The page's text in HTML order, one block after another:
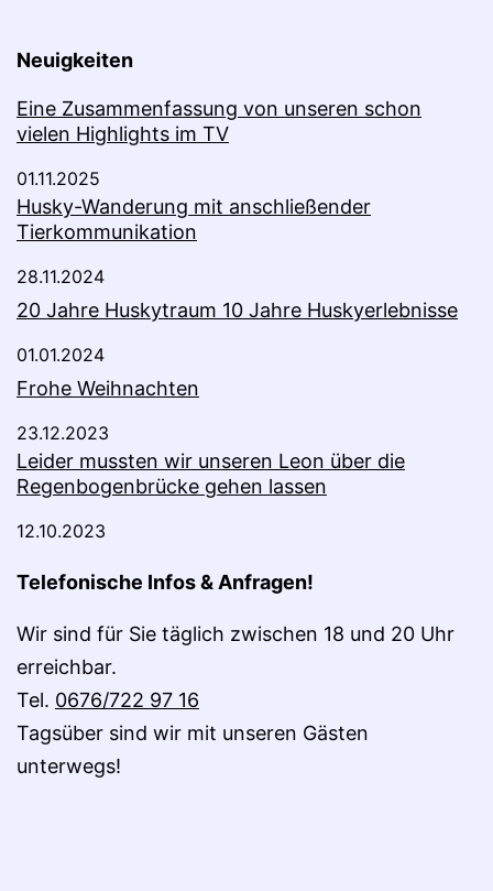
Neuigkeiten
Eine Zusammenfassung von unseren schon
vielen Highlights im TV
01.11.2025
Husky-Wanderung mit anschließender
Tierkommunikation
28.11.2024
20 Jahre Huskytraum 10 Jahre Huskyerlebnisse
01.01.2024
Frohe Weihnachten
23.12.2023
Leider mussten wir unseren Leon über die
Regenbogenbrücke gehen lassen
12.10.2023
Telefonische Infos & Anfragen!
Wir sind für Sie täglich zwischen 18 und 20 Uhr
erreichbar.
Tel. 0676/722 97 16
Tagsüber sind wir mit unseren Gästen
unterwegs!